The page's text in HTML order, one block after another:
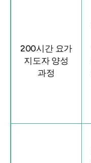
200시간 요가
지도자 양성
과정